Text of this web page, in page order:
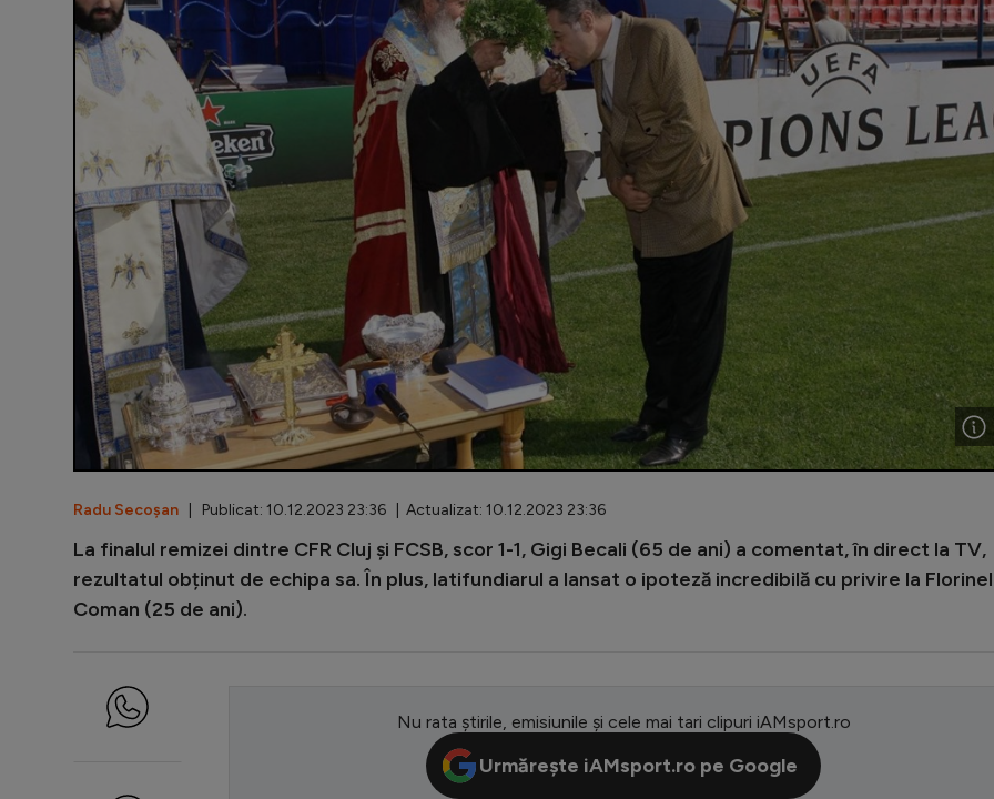
Radu Secoșan | Publicat: 10.12.2023 23:36 | Actualizat: 10.12.2023 23:36
La finalul remizei dintre CFR Cluj și FCSB, scor 1-1, Gigi Becali (65 de ani) a comentat, în direct la TV,
rezultatul obținut de echipa sa. În plus, latifundiarul a lansat o ipoteză incredibilă cu privire la Florinel
Coman (25 de ani).
Nu rata știrile, emisiunile și cele mai tari clipuri iAMsport.ro
Urmărește iAMsport.ro pe Google